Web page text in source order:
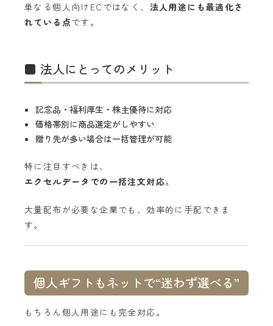
単なる個人向けECではなく、 法人用途にも最適化さ
れている点です。
■ 法人にとってのメリット
記念品・福利厚生・株主優待に対応
価格帯別に商品選定がしやすい
贈り先が多い場合は一括管理が可能
特に注目すべきは、
エクセルデータでの一括注文対応。
大量配布が必要な企業でも、効率的に手配できま
す。
個人ギフトもネットで“迷わず選べる”
もちろん個人用途にも完全対応。